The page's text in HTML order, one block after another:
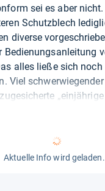
sei es aber
Schutzblech
diverse
Bedienungsanleitung
alles ließe sich
Viel
sich schwierig.
bei langfristiger
Aktuelle Info wird